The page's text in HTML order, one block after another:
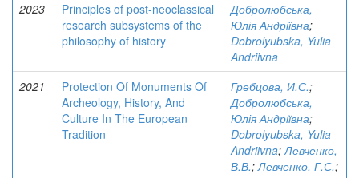
2023
Principles of post-neoclassical
research subsystems of the
philosophy of history
Добролюбська,
Юлія Андріївна;
Dobrolyubska, Yulia
Andriivna
2021
Protection Of Monuments Of
Archeology, History, And
Culture In The European
Tradition
Гребцова, И.С.;
Добролюбська,
Юлія Андріївна;
Dobrolyubska, Yulia
Andriivna;Левченко,
В.В.;Левченко, Г.С.;